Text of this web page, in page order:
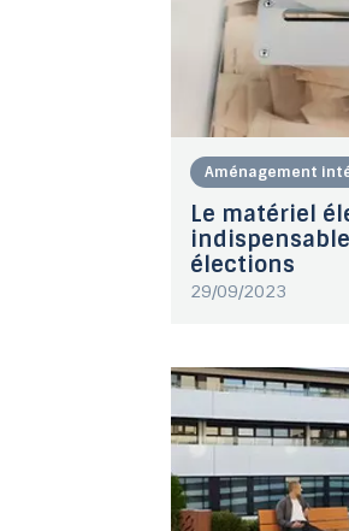
Aménagement
Le matériel
élections
29/09/2023